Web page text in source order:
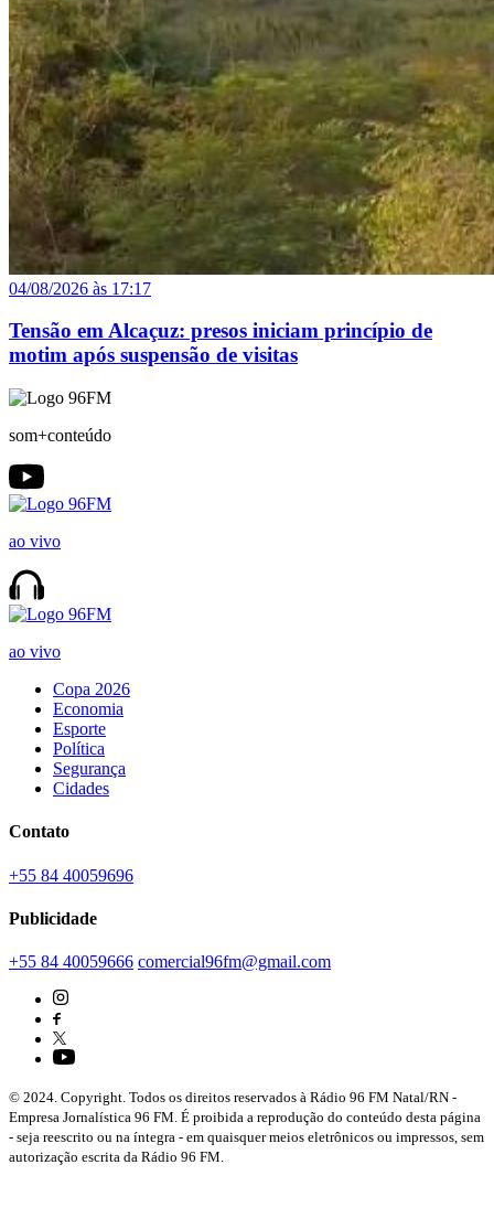
04/08/2026 às 17:17
Tensão em Alcaçuz: presos iniciam princípio de
motim após suspensão de visitas
som+conteúdo
ao vivo
ao vivo
Copa 2026
Economia
Esporte
Política
Segurança
Cidades
Contato
+55 84 40059696
Publicidade
+55 84 40059666 comercial96fm@gmail.com
© 2024. Copyright. Todos os direitos reservados à Rádio 96 FM Natal/RN -
Empresa Jornalística 96 FM. É proibida a reprodução do conteúdo desta página
- seja reescrito ou na íntegra - em quaisquer meios eletrônicos ou impressos, sem
autorização escrita da Rádio 96 FM.